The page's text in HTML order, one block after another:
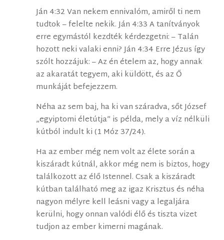
Ján 4:32 Van nekem ennivalóm, amiről ti nem
tudtok – felelte nekik. Ján 4:33 A tanítványok
erre egymástól kezdték kérdezgetni: – Talán
hozott neki valaki enni? Ján 4:34 Erre Jézus így
szólt hozzájuk: – Az én ételem az, hogy annak
az akaratát tegyem, aki küldött, és az Ő
munkáját befejezzem.
Néha az sem baj, ha ki van száradva, sőt József
„egyiptomi életútja” is példa, mely a víz nélküli
kútból indult ki (1 Móz 37/24).
Ha az ember még nem volt az élete során a
kiszáradt kútnál, akkor még nem is biztos, hogy
találkozott az élő Istennel. Csak a kiszáradt
kútban található meg az igaz Krisztus és néha
nagyon mélyre kell leásni vagy a legaljára
kerülni, hogy onnan valódi élő és tiszta vizet
tudjon az ember kimerni magának.